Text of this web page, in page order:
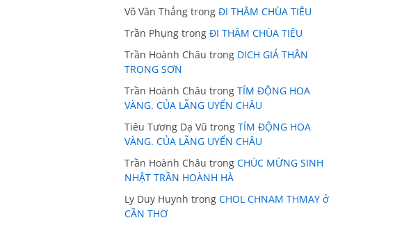
Võ Văn Thắng trong ĐI THĂM CHÙA TIÊU
Trần Phụng trong ĐI THĂM CHÙA TIÊU
Trần Hoành Châu trong DICH GIẢ THÂN
TRỌNG SƠN
Trần Hoành Châu trong TÍM ĐỘNG HOA
VÀNG. CỦA LÃNG UYỂN CHÂU
Tiêu Tương Dạ Vũ trong TÍM ĐỘNG HOA
VÀNG. CỦA LÃNG UYỂN CHÂU
Trần Hoành Châu trong CHÚC MỪNG SINH
NHẬT TRẦN HOÀNH HÀ
Ly Duy Huynh trong CHOL CHNAM THMAY ở
CẦN THƠ